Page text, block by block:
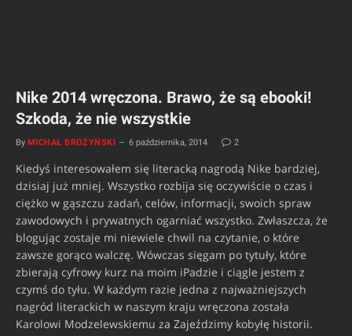
Nike 2014 wręczona. Brawo, że są ebooki!
Szkoda, że nie wszystkie
By MICHAŁ BROŻYŃSKI 6 października, 2014 2
Kiedyś interesowałem się literacką nagrodą Nike bardziej,
dzisiaj już mniej. Wszystko rozbija się oczywiście o czas i
ciężko w gąszczu zadań, celów, informacji, swoich spraw
zawodowych i prywatnych ogarniać wszystko. Zwłaszcza, że
blogując zostaje mi niewiele chwil na czytanie, o które
zawsze gorąco walczę. Wówczas sięgam po tytuły, które
zbierają cyfrowy kurz na moim iPadzie i ciągle jestem z
czymś do tyłu. W każdym razie jedna z najważniejszych
nagród literackich w naszym kraju wręczona została
Karolowi Modzelewskiemu za Zajeździmy kobyłę historii.